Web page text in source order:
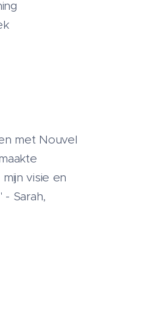
met Nouvel
visie en
Sarah,